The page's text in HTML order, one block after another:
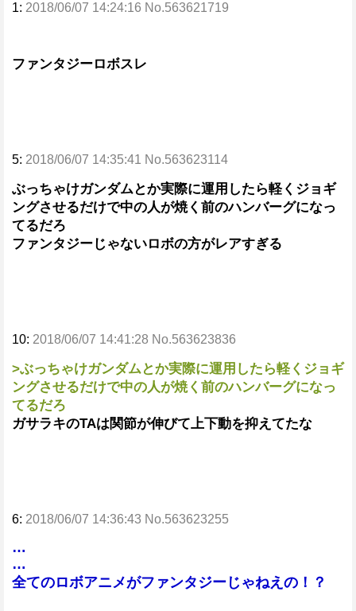
1: 2018/06/07 14:24:16 No.563621719
ファンタジーロボスレ
5: 2018/06/07 14:35:41 No.563623114
ぶっちゃけガンダムとか実際に運用したら軽くジョギ
ングさせるだけで中の人が焼く前のハンバーグになっ
てるだろ
ファンタジーじゃないロボの方がレアすぎる
10: 2018/06/07 14:41:28 No.563623836
>ぶっちゃけガンダムとか実際に運用したら軽くジョギ
ングさせるだけで中の人が焼く前のハンバーグになっ
てるだろ
ガサラキのTAは関節が伸びて上下動を抑えてたな
6: 2018/06/07 14:36:43 No.563623255
…
…
全てのロボアニメがファンタジーじゃねえの！？